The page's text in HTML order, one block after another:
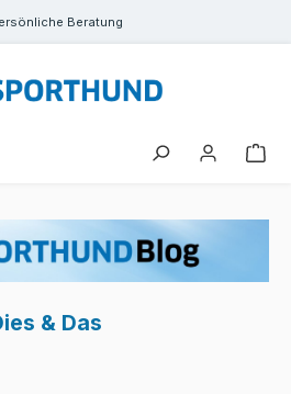
Beratung
& Das